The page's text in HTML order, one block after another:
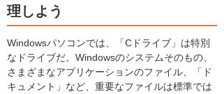
理しよう
Windowsパソコンでは、「Cドライブ」は特別
なドライブだ。Windowsのシステムそのもの、
さまざまなアプリケーションのファイル、「ド
キュメント」など、重要なファイルは標準では